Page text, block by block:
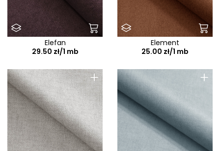
Elefan
29.50 zł/1 mb
Element
25.00 zł/1 mb
+ +